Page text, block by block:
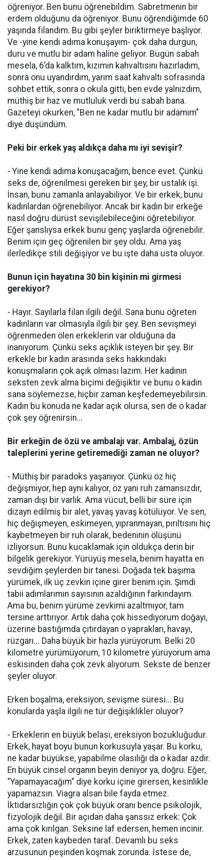
öğreniyor. Ben bunu öğrenebildim. Sabretmenin bir
erdem olduğunu da öğreniyor. Bunu öğrendiğimde 60
yaşında filandım. Bu gibi şeyler biriktirmeye başlıyor.
Ve -yine kendi adıma konuşayım- çok daha durgun,
duru ve mutlu bir adam haline geliyor. Bugün sabah
mesela, 6’da kalktım, kızımın kahvaltısını hazırladım,
sonra onu uyandırdım, yarım saat kahvaltı sofrasında
sohbet ettik, sonra o okula gitti, ben evde yalnızdım,
müthiş bir haz ve mutluluk verdi bu sabah bana.
Gazeteyi okurken, "Ben ne kadar mutlu bir adamım"
diye düşündüm.
Peki bir erkek yaş aldıkça daha mı iyi sevişir?
- Yine kendi adıma konuşacağım, bence evet. Çünkü
seks de, öğrenilmesi gereken bir şey, bir ustalık işi.
İnsan, bunu zamanla anlayabiliyor. Ve bir erkek, bunu
kadınlardan öğrenebiliyor. Ancak bir kadın bir erkeğe
nasıl doğru dürüst sevişilebileceğini öğretebiliyor.
Eğer şanslıysa erkek bunu genç yaşlarda öğrenebilir.
Benim için geç öğrenilen bir şey oldu. Ama yaş
ilerledikçe stili değişiyor ve bu işte daha usta oluyor.
Bunun için hayatına 30 bin kişinin mi girmesi
gerekiyor?
- Hayır. Sayılarla filan ilgili değil. Sana bunu öğreten
kadınların var olmasıyla ilgili bir şey. Ben sevişmeyi
öğrenmeden ölen erkeklerin var olduğuna da
inanıyorum. Çünkü seks açıklık isteyen bir şey. Bir
erkekle bir kadın arasında seks hakkındaki
konuşmaların çok açık olması lazım. Her kadının
seksten zevk alma biçimi değişiktir ve bunu o kadın
sana söylemezse, hiçbir zaman keşfedemeyebilirsin.
Kadın bu konuda ne kadar açık olursa, sen de o kadar
çok şey öğrenirsin...
Bir erkeğin de özü ve ambalajı var. Ambalaj, özün
taleplerini yerine getiremediği zaman ne oluyor?
- Müthiş bir paradoks yaşanıyor. Çünkü öz hiç
değişmiyor, hep aynı kalıyor, öz yani ruh zamansızdır,
zaman dışı bir varlık. Ama vücut, belli bir süre için
dizayn edilmiş bir alet, yavaş yavaş kötülüyor. Ve sen,
hiç değişmeyen, eskimeyen, yıpranmayan, pırıltısını hiç
kaybetmeyen bir ruh olarak, bedeninin ölüşünü
izliyorsun. Bunu kucaklamak için oldukça derin bir
bilgelik gerekiyor. Yürüyüş mesela, benim hayatta en
sevdiğim şeylerden bir tanesi. Doğada tek başıma
yürümek, ilk üç zevkin içine girer benim için. Şimdi
tabii adımlarımın sayısının azaldığının farkındayım.
Ama bu, benim yürüme zevkimi azaltmıyor, tam
tersine arttırıyor. Artık daha çok hissediyorum doğayı,
üzerine bastığımda çıtırdayan o yaprakları, havayı,
rüzgarı... Daha büyük bir hazla yürüyorum. Belki 20
kilometre yürümüyorum, 10 kilometre yürüyorum ama
eskisinden daha çok zevk alıyorum. Sekste de benzer
şeyler oluyor.
Erken boşalma, ereksiyon, sevişme süresi... Bu
konularda yaşla ilgili ne tür değişiklikler oluyor?
- Erkeklerin en büyük belası, ereksiyon bozukluğudur.
Erkek, hayat boyu bunun korkusuyla yaşar. Bu korku,
ne kadar büyükse, yapabilme olasılığı da o kadar azdır.
En büyük cinsel organın beyin deniyor ya, doğru. Eğer,
"Yapamayacağım" diye korku içine girersen, kesinlikle
yapamazsın. Viagra alsan bile fayda etmez.
İktidarsızlığın çok çok büyük oranı bence psikolojik,
fizyolojik değil. Bir açıdan daha şanssız erkek: Çok
ama çok kırılgan. Seksine laf edersen, hemen incinir.
Erkek, zaten kaybeden taraf. Devamlı bu seks
arzusunun peşinden koşmak zorunda. İstese de,